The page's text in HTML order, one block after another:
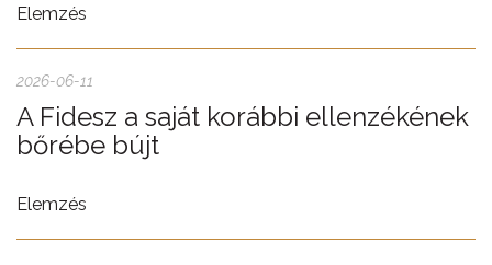
Elemzés
2026-06-11
A Fidesz a saját korábbi ellenzékének
bőrébe bújt
Elemzés